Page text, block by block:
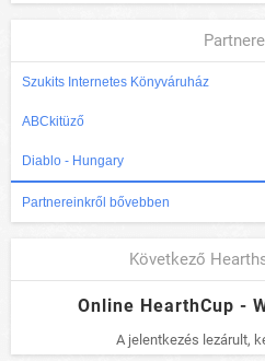
Szukits Internetes Könyváruház
ABCkitüző
Diablo - Hungary
Partnereinkről bővebben
Következő
Online HearthCup -
A jelentkezés lezárult,